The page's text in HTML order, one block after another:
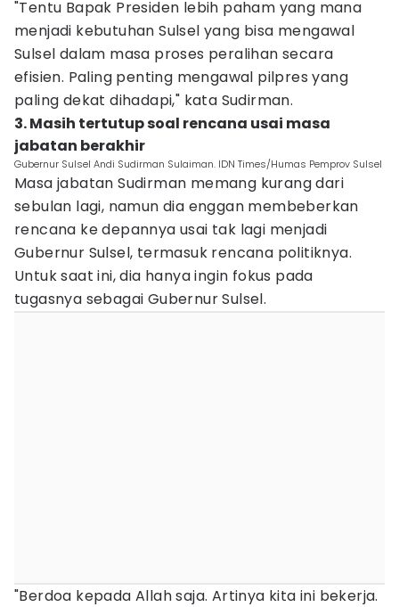
"Tentu Bapak Presiden lebih paham yang mana
menjadi kebutuhan Sulsel yang bisa mengawal
Sulsel dalam masa proses peralihan secara
efisien. Paling penting mengawal pilpres yang
paling dekat dihadapi," kata Sudirman.
3. Masih tertutup soal rencana usai masa
jabatan berakhir
Gubernur Sulsel Andi Sudirman Sulaiman. IDN Times/Humas Pemprov Sulsel
Masa jabatan Sudirman memang kurang dari
sebulan lagi, namun dia enggan membeberkan
rencana ke depannya usai tak lagi menjadi
Gubernur Sulsel, termasuk rencana politiknya.
Untuk saat ini, dia hanya ingin fokus pada
tugasnya sebagai Gubernur Sulsel.
"Berdoa kepada Allah saja. Artinya kita ini bekerja.